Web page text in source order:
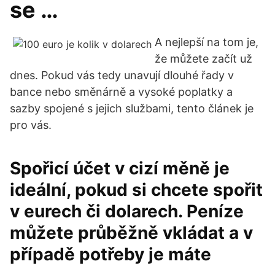
se …
A nejlepší na tom je,
že můžete začít už
dnes. Pokud vás tedy unavují dlouhé řady v
bance nebo směnárně a vysoké poplatky a
sazby spojené s jejich službami, tento článek je
pro vás.
Spořicí účet v cizí měně je
ideální, pokud si chcete spořit
v eurech či dolarech. Peníze
můžete průběžně vkládat a v
případě potřeby je máte